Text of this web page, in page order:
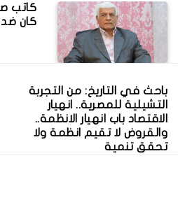
كاتب
كان ضد
باحث في التاريخ: من التجربة
التشيلية للمصرية.. انهيار
الاقتصاد باب انهيار الانظمة..
والقروض لا تقيم انظمة ولا
تحقق تنمية